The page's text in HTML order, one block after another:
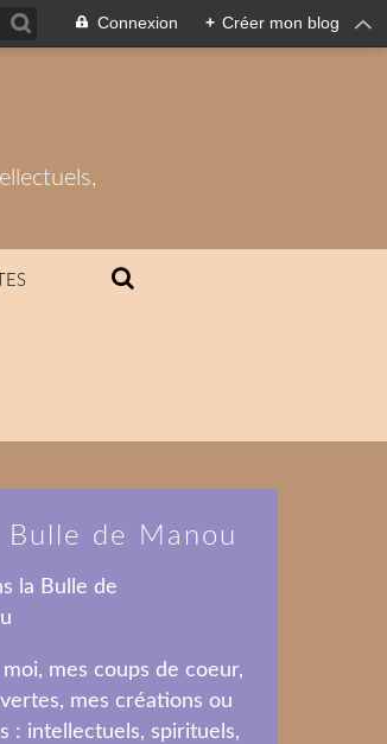
Connexion + Créer mon blog
Bulle de Manou
mes coups de coeur,
mes créations ou
: intellectuels, spirituels,